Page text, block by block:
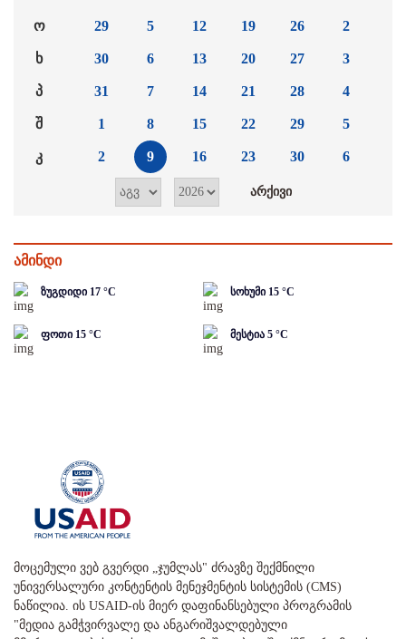
ო
ხ
პ
შ
კ
29
30
31
1
2
5
6
7
8
9
12
13
14
15
16
19
20
21
22
23
26
27
28
29
30
2
3
4
5
6
ამინდი
ზუგდიდი 17 °C სოხუმი 15 °C
ფოთი 15 °C მესტია 5 °C
მოცემული ვებ გვერდი „ჯუმლას" ძრავზე შექმნილი
უნივერსალური კონტენტის მენეჯმენტის სისტემის (CMS)
ნაწილია. ის USAID-ის მიერ დაფინანსებული პროგრამის
"მედია გამჭვირვალე და ანგარიშვალდებული